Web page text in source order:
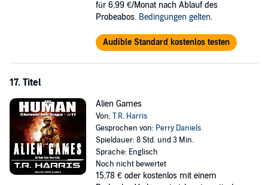
für 6,99 €/Monat nach Ablauf des
Probeabos. Bedingungen gelten.
Audible Standard kostenlos testen
17. Titel
Alien Games
Von:T.R. Harris
Gesprochen von: Perry Daniels
Spieldauer: 8 Std. und 3 Min.
Sprache: Englisch
Noch nicht bewertet
15,78 € oder kostenlos mit einem